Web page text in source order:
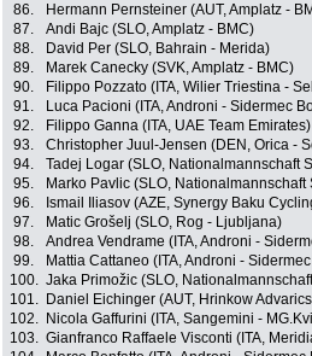
86.
Hermann Pernsteiner (AUT, Amplatz -
87.
Andi Bajc (SLO, Amplatz - BMC)
88.
David Per (SLO, Bahrain - Merida)
89.
Marek Canecky (SVK, Amplatz - BMC)
90.
Filippo Pozzato (ITA, Wilier Triestina -
91.
Luca Pacioni (ITA, Androni - Sidermec
92.
Filippo Ganna (ITA, UAE Team Emirates)
93.
Christopher Juul-Jensen (DEN, Orica -
94.
Tadej Logar (SLO, Nationalmannschaft
95.
Marko Pavlic (SLO, Nationalmannschaft
96.
Ismail Iliasov (AZE, Synergy Baku
97.
Matic Grošelj (SLO, Rog - Ljubljana)
98.
Andrea Vendrame (ITA, Androni -
99.
Mattia Cattaneo (ITA, Androni -
100. Jaka Primožic (SLO,
101.
Daniel Eichinger (AUT, Hrinkow
102.
Nicola Gaffurini (ITA, Sangemini -
103. Gianfranco Raffaele Visconti (ITA,